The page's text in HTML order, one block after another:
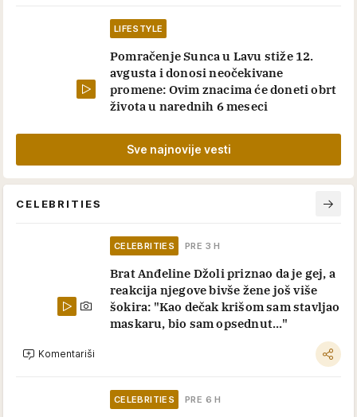
LIFESTYLE
Pomračenje Sunca u Lavu stiže 12.
avgusta i donosi neočekivane
promene: Ovim znacima će doneti obrt
života u narednih 6 meseci
Sve najnovije vesti
CELEBRITIES
CELEBRITIES PRE 3 H
Brat Anđeline Džoli priznao da je gej, a
reakcija njegove bivše žene još više
šokira: "Kao dečak krišom sam stavljao
maskaru, bio sam opsednut..."
Komentariši
CELEBRITIES PRE 6 H